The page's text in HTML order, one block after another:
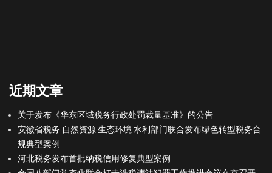
近期文章
关于发布《华东区域税务行政处罚裁量基准》的公告
安徽省税务 自然资源 生态环境 水利部门联合发布绿色转型税务合
规典型案例
河北税务发布首批纳税信用修复典型案例